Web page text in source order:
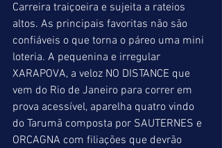
Carreira traiçoeira e sujeita a rateios
altos. As principais favoritas não são
confiáveis o que torna o páreo uma mini
loteria. A pequenina e irregular
XARAPOVA, a veloz NO DISTANCE que
vem do Rio de Janeiro para correr em
prova acessível, aparelha quatro vindo
do Tarumã composta por SAUTERNES e
ORCAGNA com filiações que devrão